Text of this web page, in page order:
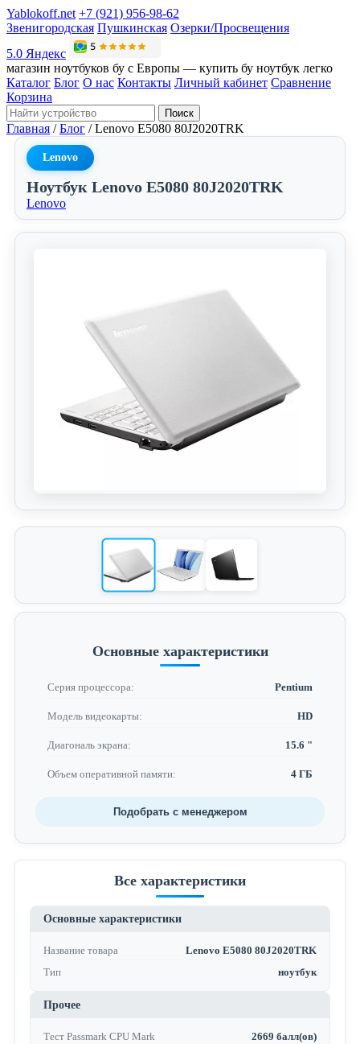
Yablokoff.net +7 (921) 956-98-62
Звенигородская Пушкинская Озерки/Просвещения
5.0 Яндекс
магазин ноутбуков бу с Европы — купить бу ноутбук легко
Каталог Блог О нас Контакты Личный кабинет Сравнение
Корзина
Поиск
Главная / Блог / Lenovo E5080 80J2020TRK
Lenovo
Ноутбук Lenovo E5080 80J2020TRK
Lenovo
Основные характеристики
Серия процессора: Pentium
Модель видеокарты: HD
Диагональ экрана: 15.6 "
Объем оперативной памяти: 4 ГБ
Подобрать с менеджером
Все характеристики
Основные характеристики
Название товара
Lenovo E5080 80J2020TRK
Тип
ноутбук
Прочее
Тест Passmark CPU Mark
2669 балл(ов)